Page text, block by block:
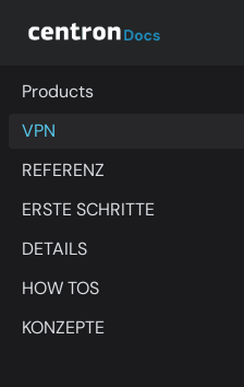
Products
VPN
REFERENZ
ERSTE SCHRITTE
DETAILS
HOW TOS
KONZEPTE